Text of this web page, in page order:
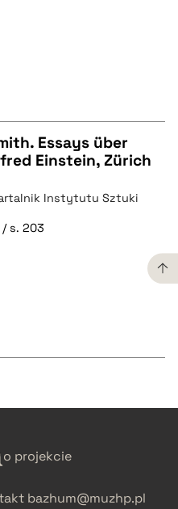
Essays über
Einstein, Zürich
Instytutu Sztuki
/ s. 203
o projekcie
bazhum@muzhp.pl